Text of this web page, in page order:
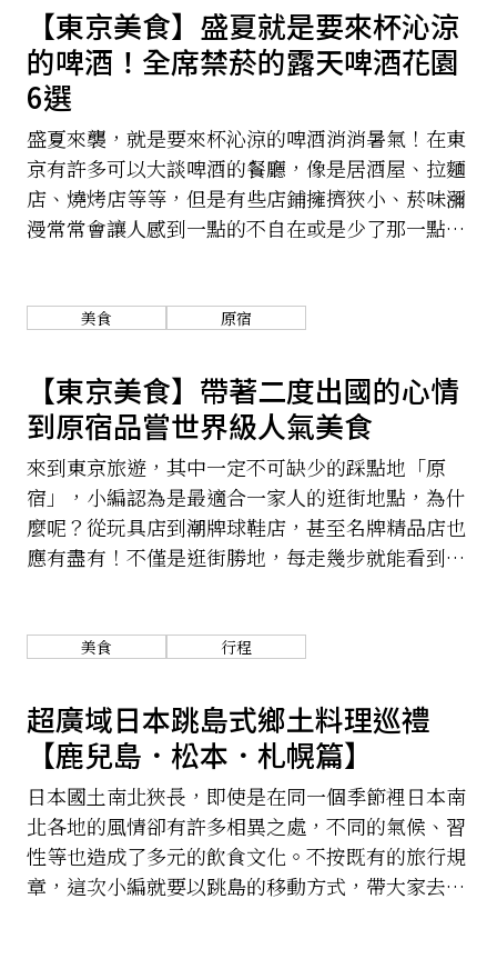
【東京美食】盛夏就是要來杯沁涼
的啤酒！全席禁菸的露天啤酒花園
6選
盛夏來襲，就是要來杯沁涼的啤酒消消暑氣！在東
京有許多可以大談啤酒的餐廳，像是居酒屋、拉麵
店、燒烤店等等，但是有些店鋪擁擠狹小、菸味瀰
漫常常會讓人感到一點的不自在或是少了那一點點
酒花園」！部分餐廳還有舉辦夏季才有的夏日活
美食 原宿
【東京美食】帶著二度出國的心情
到原宿品嘗世界級人氣美食
來到東京旅遊，其中一定不可缺少的踩點地「原
宿」，小編認為是最適合一家人的逛街地點，為什
麼呢？從玩具店到潮牌球鞋店，甚至名牌精品店也
應有盡有！不僅是逛街勝地，每走幾步就能看到餐
選10間原宿必吃美食，心動的朋友趕快收進口袋名
美食 行程
超廣域日本跳島式鄉土料理巡禮
【鹿兒島．松本．札幌篇】
日本國土南北狹長，即使是在同一個季節裡日本南
北各地的風情卻有許多相異之處，不同的氣候、習
性等也造成了多元的飲食文化。不按既有的旅行規
章，這次小編就要以跳島的移動方式，帶大家去吃